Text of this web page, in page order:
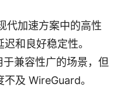
代加速方案中的高性
和良好稳定性。
兼容性广的场景，但
及 WireGuard。